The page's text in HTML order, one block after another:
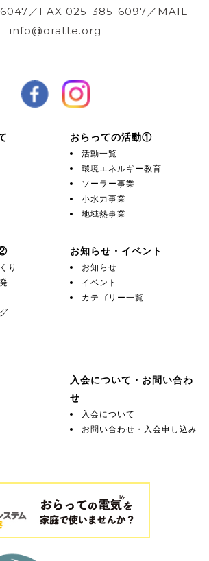
／FAX 025-385-6097／MAIL
info@oratte.org
おらっての活動①
活動一覧
環境エネルギー教育
ソーラー事業
小水力事業
地域熱事業
り
お知らせ・イベント
お知らせ
イベント
カテゴリー一覧
入会について・お問い合わ
せ
入会について
お問い合わせ・入会申し込み